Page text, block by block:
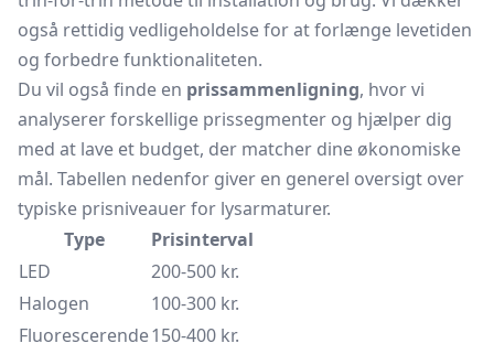
også rettidig vedligeholdelse for at forlænge levetiden
og forbedre funktionaliteten.
Du vil også finde en prissammenligning, hvor vi
analyserer forskellige prissegmenter og hjælper dig
med at lave et budget, der matcher dine økonomiske
mål. Tabellen nedenfor giver en generel oversigt over
typiske prisniveauer for lysarmaturer.
Type
Prisinterval
LED
200-500 kr.
Halogen
100-300 kr.
Fluorescerende150-400 kr.